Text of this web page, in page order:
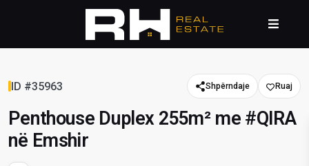
ID #35963 Shpërndaje
Penthouse Duplex 255m² me #QIRA
në Emshir